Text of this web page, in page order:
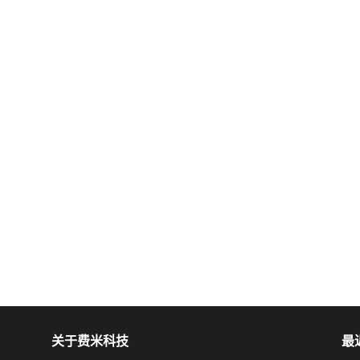
关于费米科技 最